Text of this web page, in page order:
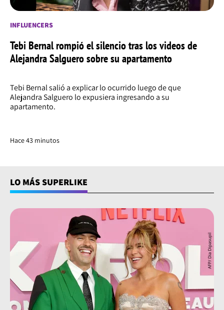
INFLUENCERS
Tebi Bernal rompió el silencio tras los videos de
Alejandra Salguero sobre su apartamento
Tebi Bernal salió a explicar lo ocurrido luego de que
Alejandra Salguero lo expusiera ingresando a su
apartamento.
Hace 43 minutos
LO MÁS SUPERLIKE